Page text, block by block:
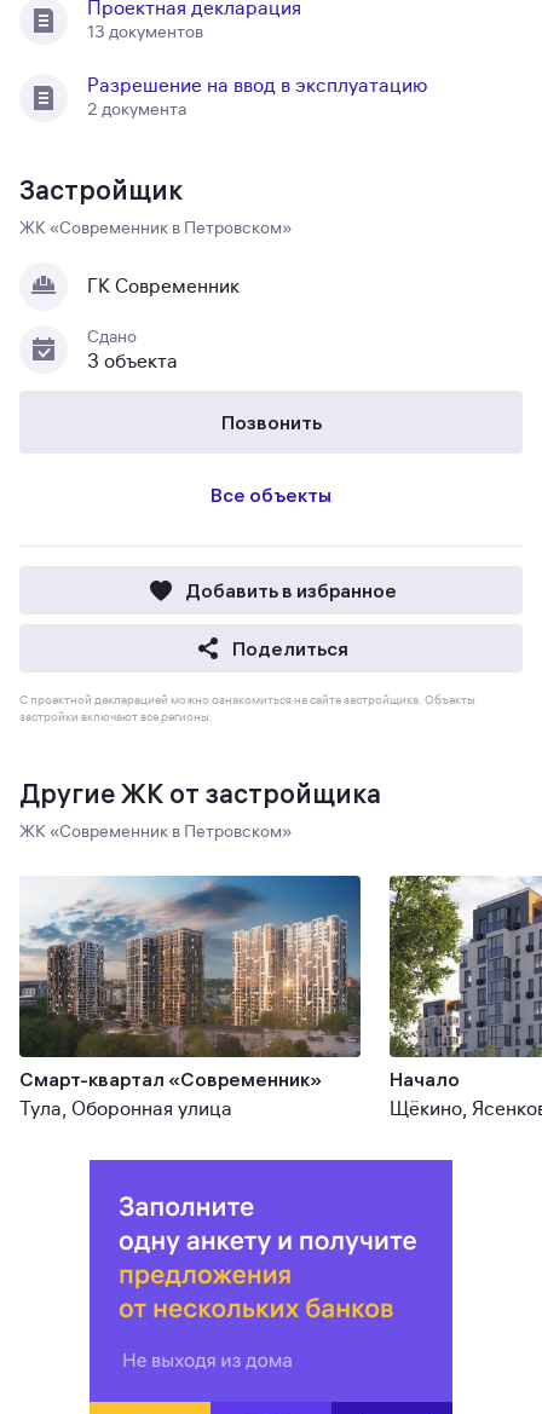
Проектная декларация
13 документов
Разрешение на ввод в эксплуатацию
2 документа
Застройщик
ЖК «Современник в Петровском»
ГК Современник
Сдано
3 объекта
Позвонить
Все объекты
Добавить в избранное
Поделиться
С проектной декларацией можно ознакомиться на сайте застройщика. Объекты
застройки включают все регионы.
Другие ЖК от застройщика
ЖК «Современник в Петровском»
Смарт-квартал «Современник»
Тула, Оборонная улица
Начало
Щёкино,